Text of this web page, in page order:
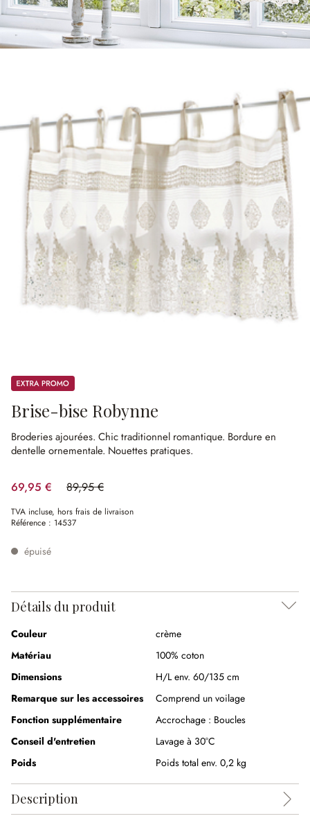
Promos
Brise-bise Robynne
Broderies ajourées. Chic traditionnel romantique. Bordure en
dentelle ornementale. Nouettes pratiques.
69,95 € 89,95 €
(22.23%spared)
TVA incluse, hors frais de livraison
Référence : 14537
épuisé
Détails du produit
Couleur
crème
Matériau
100% coton
Dimensions
H/L env. 60/135 cm
Remarque sur les accessoires
Comprend un voilage
Fonction supplémentaire
Accrochage : Boucles
Conseil d'entretien
Lavage à 30°C
Poids
Poids total env. 0,2 kg
Description